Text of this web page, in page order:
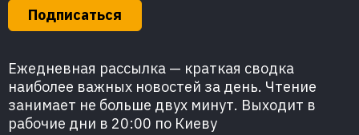
Подписаться
Ежедневная рассылка — краткая сводка
наиболее важных новостей за день. Чтение
занимает не больше двух минут. Выходит в
рабочие дни в 20:00 по Киеву